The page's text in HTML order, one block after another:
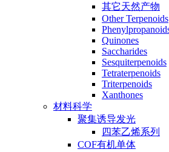
其它天然产物
Other Terpenoids
Quinones
Saccharides
Sesquiterpenoids
Tetraterpenoids
Triterpenoids
Xanthones
材料科学
聚集诱导发光
四苯乙烯系列
COF有机单体